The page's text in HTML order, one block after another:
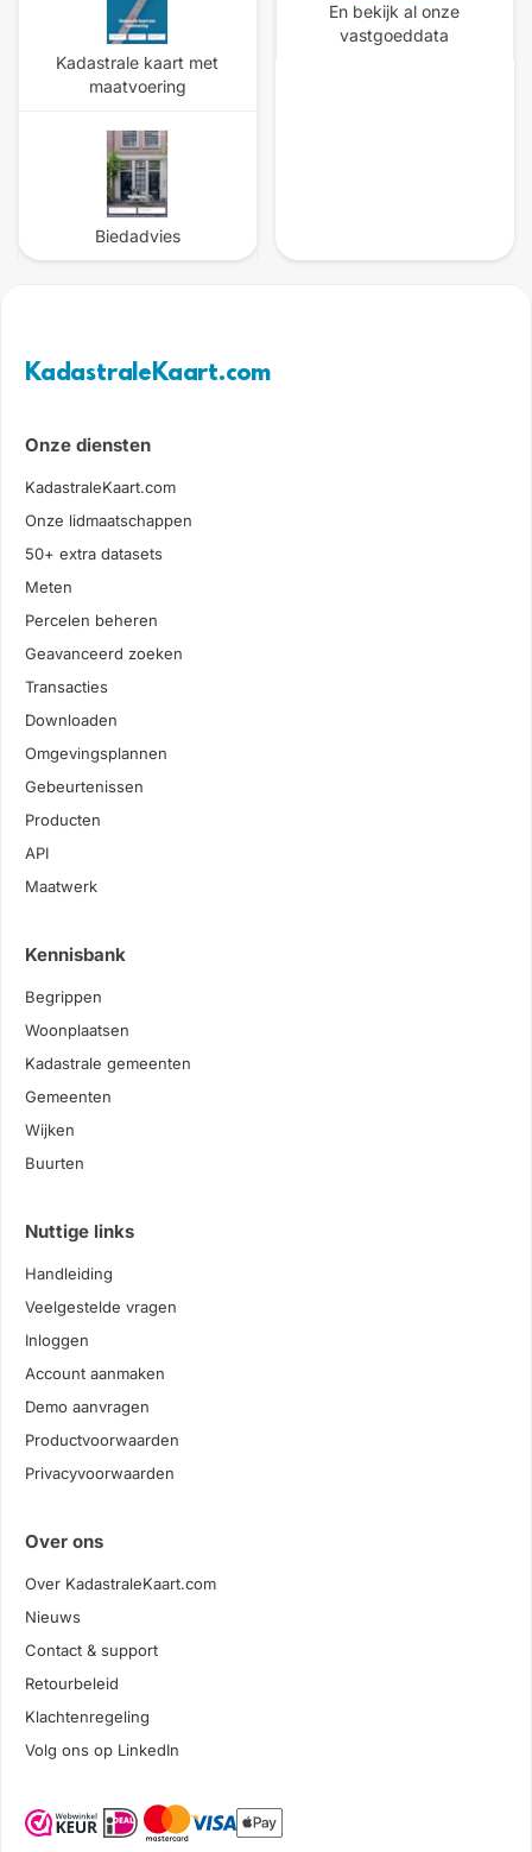
Kadastrale kaart met
maatvoering
Biedadvies
En bekijk al onze
vastgoeddata
KadastraleKaart.com
Onze diensten
KadastraleKaart.com
Onze lidmaatschappen
50+ extra datasets
Meten
Percelen beheren
Geavanceerd zoeken
Transacties
Downloaden
Omgevingsplannen
Gebeurtenissen
Producten
API
Maatwerk
Kennisbank
Begrippen
Woonplaatsen
Kadastrale gemeenten
Gemeenten
Wijken
Buurten
Nuttige links
Handleiding
Veelgestelde vragen
Inloggen
Account aanmaken
Demo aanvragen
Productvoorwaarden
Privacyvoorwaarden
Over ons
Over KadastraleKaart.com
Nieuws
Contact & support
Retourbeleid
Klachtenregeling
Volg ons op LinkedIn